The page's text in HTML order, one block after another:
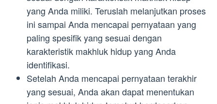
yang Anda miliki. Teruslah melanjutkan proses
ini sampai Anda mencapai pernyataan yang
paling spesifik yang sesuai dengan
karakteristik makhluk hidup yang Anda
identifikasi.
Setelah Anda mencapai pernyataan terakhir
yang sesuai, Anda akan dapat menentukan